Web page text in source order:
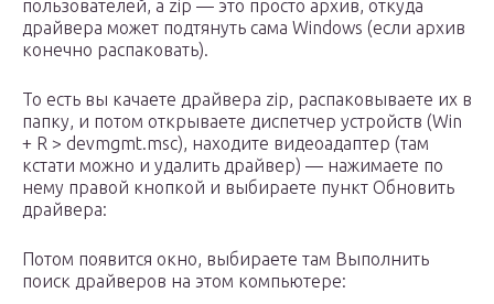
пользователей, а zip — это просто архив, откуда
драйвера может подтянуть сама Windows (если архив
конечно распаковать).
То есть вы качаете драйвера zip, распаковываете их в
папку, и потом открываете диспетчер устройств (Win
+ R > devmgmt.msc), находите видеоадаптер (там
кстати можно и удалить драйвер) — нажимаете по
нему правой кнопкой и выбираете пункт Обновить
драйвера:
Потом появится окно, выбираете там Выполнить
поиск драйверов на этом компьютере: